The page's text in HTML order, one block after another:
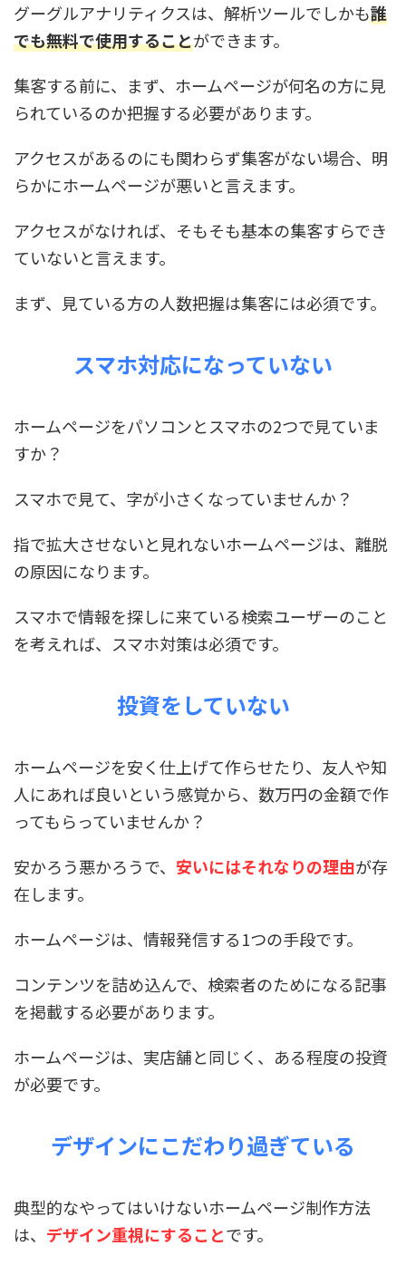
グーグルアナリティクスは、解析ツールでしかも誰
でも無料で使用することができます。
集客する前に、まず、ホームページが何名の方に見
られているのか把握する必要があります。
アクセスがあるのにも関わらず集客がない場合、明
らかにホームページが悪いと言えます。
アクセスがなければ、そもそも基本の集客すらでき
ていないと言えます。
まず、見ている方の人数把握は集客には必須です。
スマホ対応になっていない
ホームページをパソコンとスマホの2つで見ていま
すか？
スマホで見て、字が小さくなっていませんか？
指で拡大させないと見れないホームページは、離脱
の原因になります。
スマホで情報を探しに来ている検索ユーザーのこと
を考えれば、スマホ対策は必須です。
投資をしていない
ホームページを安く仕上げて作らせたり、友人や知
人にあれば良いという感覚から、数万円の金額で作
ってもらっていませんか？
安かろう悪かろうで、 安いにはそれなりの理由が存
在します。
ホームページは、情報発信する1つの手段です。
コンテンツを詰め込んで、検索者のためになる記事
を掲載する必要があります。
ホームページは、実店舗と同じく、ある程度の投資
が必要です。
デザインにこだわり過ぎている
典型的なやってはいけないホームページ制作方法
は、 デザイン重視にすることです。